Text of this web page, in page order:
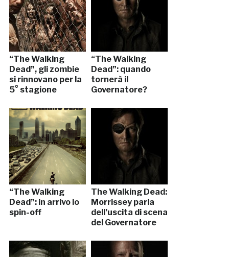
“The Walking
Dead”, gli zombie
si rinnovano per la
5° stagione
“The Walking
Dead”: quando
tornerà il
Governatore?
“The Walking
Dead”: in arrivo lo
spin-off
The Walking Dead:
Morrissey parla
dell’uscita di scena
del Governatore